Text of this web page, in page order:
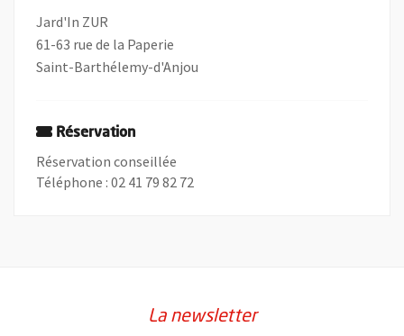
Jard'In ZUR
61-63 rue de la Paperie
Saint-Barthélemy-d'Anjou
Réservation
Réservation conseillée
Téléphone : 02 41 79 82 72
La newsletter